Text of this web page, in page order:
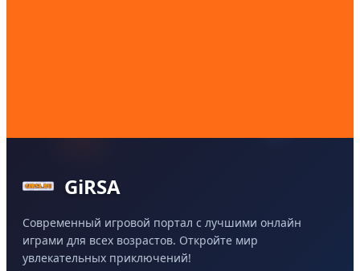
GiRSA
Современный игровой портал с лучшими онлайн
играми для всех возрастов. Откройте мир
увлекательных приключений!